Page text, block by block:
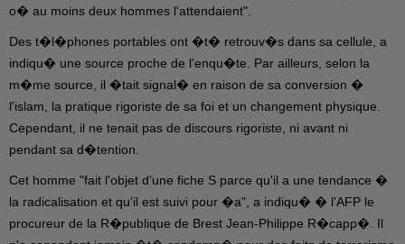
o� au moins deux hommes l'attendaient".
Des t�l�phones portables ont �t� retrouv�s dans sa cellule, a
indiqu� une source proche de l'enqu�te. Par ailleurs, selon la
m�me source, il �tait signal� en raison de sa conversion �
l'islam, la pratique rigoriste de sa foi et un changement physique.
Cependant, il ne tenait pas de discours rigoriste, ni avant ni
pendant sa d�tention.
Cet homme "fait l'objet d'une fiche S parce qu'il a une tendance �
la radicalisation et qu'il est suivi pour �a", a indiqu� � l'AFP le
procureur de la R�publique de Brest Jean-Philippe R�capp�. Il